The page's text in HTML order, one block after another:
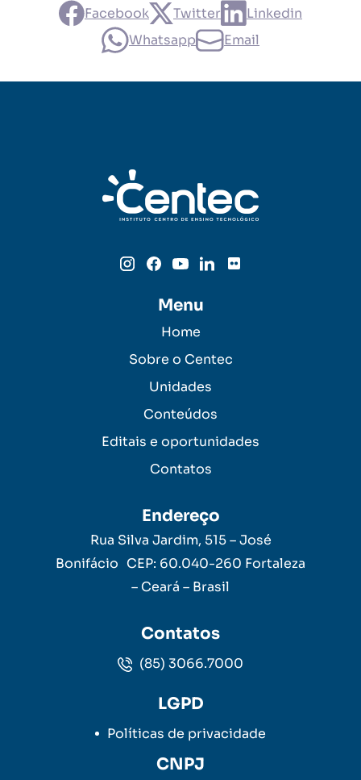
Facebook Twitter
Linkedin
Whatsapp
Email
Menu
Home
Sobre o Centec
Unidades
Conteúdos
Editais e oportunidades
Contatos
Endereço
Rua Silva Jardim, 515 – José
Bonifácio CEP: 60.040-260 Fortaleza
– Ceará – Brasil
Contatos
(85) 3066.7000
LGPD
Políticas de privacidade
CNPJ